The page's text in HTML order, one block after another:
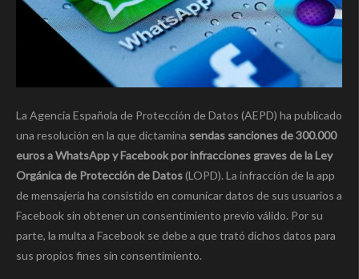
La Agencia Española de Protección de Datos (AEPD) ha publicado
una resolución en la que dictamina sendas sanciones de 300.000
euros a WhatsApp y Facebook por infracciones graves de la Ley
Orgánica de Protección de Datos(LOPD). La infracción de la app
de mensajería ha consistido en comunicar datos de sus usuarios a
Facebook sin obtener un consentimiento previo válido. Por su
parte, la multa a Facebook se debe a que trató dichos datos para
sus propios fines sin consentimiento.